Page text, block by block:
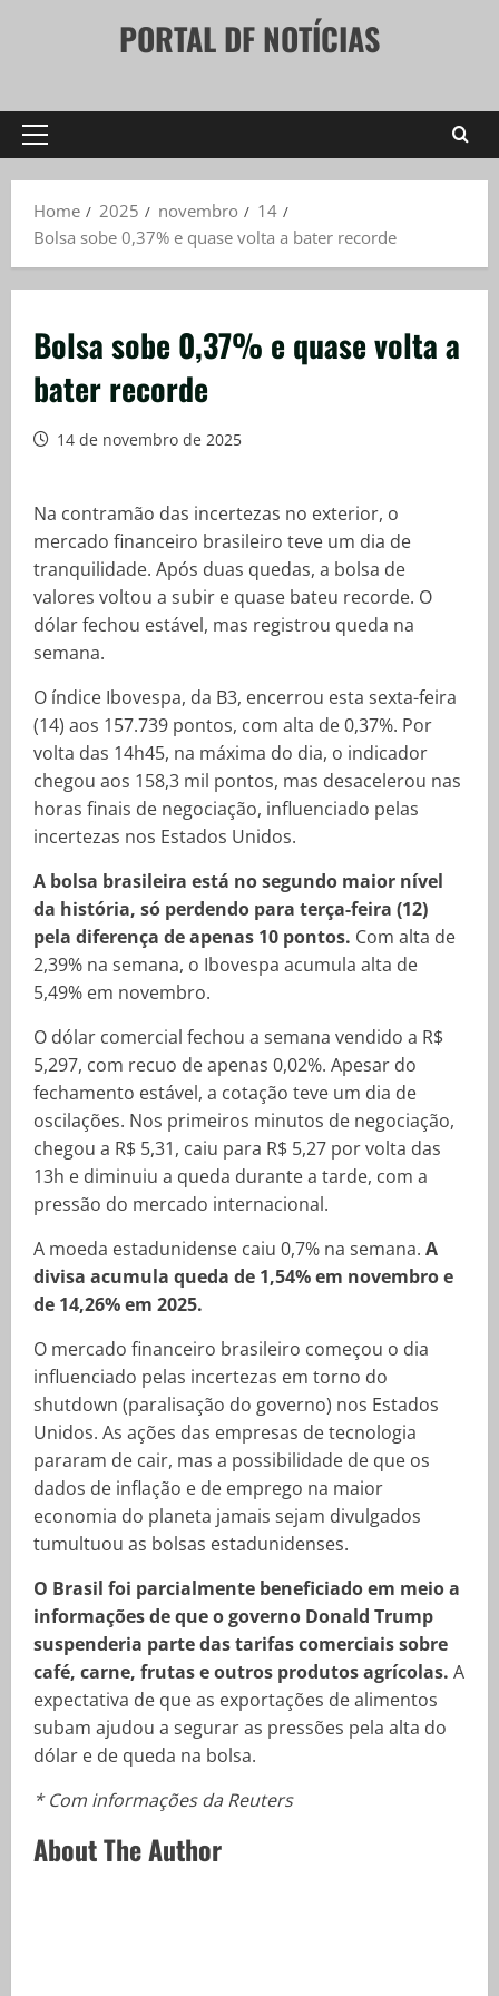
PORTAL DF NOTÍCIAS
Primary
Home
2025 novembro
14
Bolsa sobe 0,37% e quase volta a bater recorde
Bolsa sobe 0,37% e quase volta a
bater recorde
14 de novembro de 2025
Na contramão das incertezas no exterior, o
mercado financeiro brasileiro teve um dia de
tranquilidade. Após duas quedas, a bolsa de
valores voltou a subir e quase bateu recorde. O
dólar fechou estável, mas registrou queda na
semana.
O índice Ibovespa, da B3, encerrou esta sexta-feira
(14) aos 157.739 pontos, com alta de 0,37%. Por
volta das 14h45, na máxima do dia, o indicador
chegou aos 158,3 mil pontos, mas desacelerou nas
horas finais de negociação, influenciado pelas
incertezas nos Estados Unidos.
A bolsa brasileira está no segundo maior nível
da história, só perdendo para terça-feira (12)
pela diferença de apenas 10 pontos. Com alta de
2,39% na semana, o Ibovespa acumula alta de
5,49% em novembro.
O dólar comercial fechou a semana vendido a R$
5,297, com recuo de apenas 0,02%. Apesar do
fechamento estável, a cotação teve um dia de
oscilações. Nos primeiros minutos de negociação,
chegou a R$ 5,31, caiu para R$ 5,27 por volta das
13h e diminuiu a queda durante a tarde, com a
pressão do mercado internacional.
A moeda estadunidense caiu 0,7% na semana. A
divisa acumula queda de 1,54% em novembro e
de 14,26% em 2025.
O mercado financeiro brasileiro começou o dia
influenciado pelas incertezas em torno do
shutdown (paralisação do governo) nos Estados
Unidos. As ações das empresas de tecnologia
pararam de cair, mas a possibilidade de que os
dados de inflação e de emprego na maior
economia do planeta jamais sejam divulgados
tumultuou as bolsas estadunidenses.
O Brasil foi parcialmente beneficiado em meio a
informações de que o governo Donald Trump
suspenderia parte das tarifas comerciais sobre
café, carne, frutas e outros produtos agrícolas. A
expectativa de que as exportações de alimentos
subam ajudou a segurar as pressões pela alta do
dólar e de queda na bolsa.
* Com informações da Reuters
About The Author